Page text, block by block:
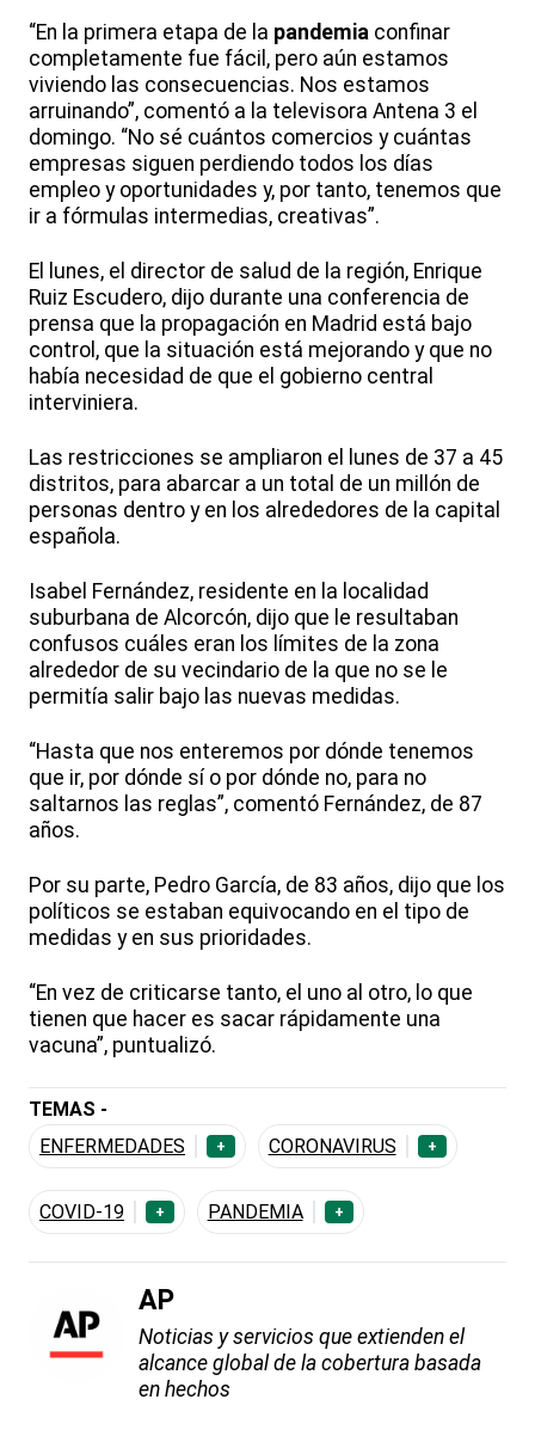
“En la primera etapa de la pandemia confinar
completamente fue fácil, pero aún estamos
viviendo las consecuencias. Nos estamos
arruinando”, comentó a la televisora Antena 3 el
domingo. “No sé cuántos comercios y cuántas
empresas siguen perdiendo todos los días
empleo y oportunidades y, por tanto, tenemos que
ir a fórmulas intermedias, creativas”.
El lunes, el director de salud de la región, Enrique
Ruiz Escudero, dijo durante una conferencia de
prensa que la propagación en Madrid está bajo
control, que la situación está mejorando y que no
había necesidad de que el gobierno central
interviniera.
Las restricciones se ampliaron el lunes de 37 a 45
distritos, para abarcar a un total de un millón de
personas dentro y en los alrededores de la capital
española.
Isabel Fernández, residente en la localidad
suburbana de Alcorcón, dijo que le resultaban
confusos cuáles eran los límites de la zona
alrededor de su vecindario de la que no se le
permitía salir bajo las nuevas medidas.
“Hasta que nos enteremos por dónde tenemos
que ir, por dónde sí o por dónde no, para no
saltarnos las reglas”, comentó Fernández, de 87
años.
Por su parte, Pedro García, de 83 años, dijo que los
políticos se estaban equivocando en el tipo de
medidas y en sus prioridades.
“En vez de criticarse tanto, el uno al otro, lo que
tienen que hacer es sacar rápidamente una
vacuna”, puntualizó.
TEMAS -
ENFERMEDADES
+ CORONAVIRUS +
COVID-19 + PANDEMIA +
AP
Noticias y servicios que extienden el
alcance global de la cobertura basada
en hechos